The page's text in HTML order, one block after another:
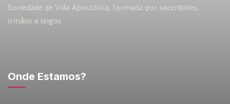
Sociedade de Vida Apostólica, formada por sacerdotes,
irmãos e leigos.
Onde Estamos?